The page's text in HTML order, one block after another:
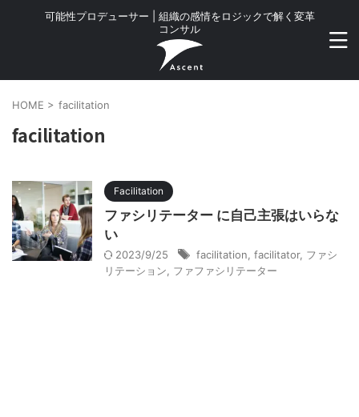
可能性プロデューサー | 組織の感情をロジックで解く変革
コンサル
HOME > facilitation
facilitation
Facilitation
ファシリテーター に自己主張はいらな
い
2023/9/25 facilitation facilitator, ファシ
リテーション
ファファシリテーター